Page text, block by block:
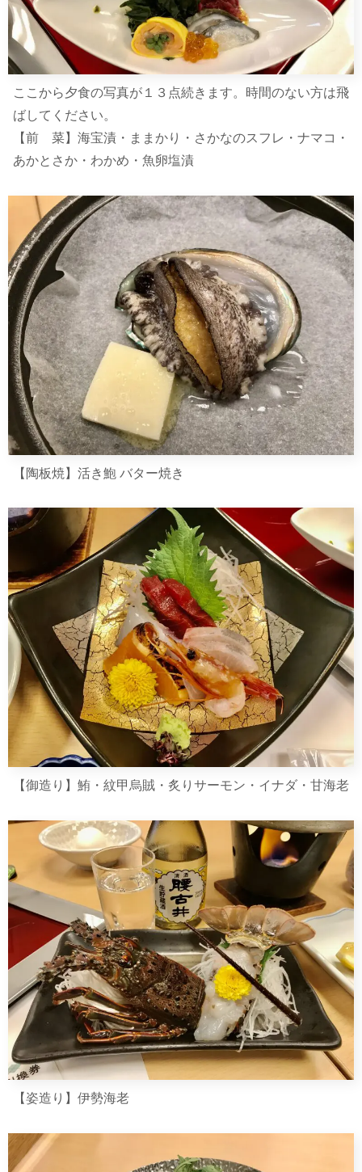
ここから夕食の写真が１３点続きます。時間のない方は飛
ばしてください。
【前 菜】海宝漬・ままかり・さかなのスフレ・ナマコ・
あかとさか・わかめ・魚卵塩漬
【陶板焼】活き鮑 バター焼き
【御造り】鮪・紋甲烏賊・炙りサーモン・イナダ・甘海老
【姿造り】伊勢海老